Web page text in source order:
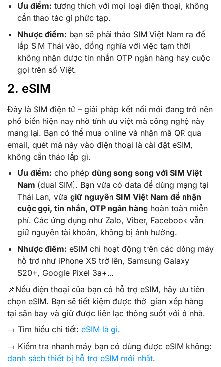
Ưu điểm: tương thích với mọi loại điện thoại, không
cần thao tác gì phức tạp.
Nhược điểm: bạn sẽ phải tháo SIM Việt Nam ra để
lắp SIM Thái vào, đồng nghĩa với việc tạm thời
không nhận được tin nhắn OTP ngân hàng hay cuộc
gọi trên số Việt.
2. eSIM
Đây là SIM điện tử – giải pháp kết nối mới đang trở nên
phổ biến hiện nay nhờ tính ưu việt mà công nghệ này
mang lại. Bạn có thể mua online và nhận mã QR qua
email, quét mã này vào điện thoại là cài đặt eSIM,
không cần tháo lắp gì.
Ưu điểm: cho phép dùng song song với SIM Việt
Nam (dual SIM). Bạn vừa có data để dùng mạng tại
Thái Lan, vừa giữ nguyên SIM Việt Nam để nhận
cuộc gọi, tin nhắn, OTP ngân hàng hoàn toàn miễn
phí. Các ứng dụng như Zalo, Viber, Facebook vẫn
giữ nguyên tài khoản, không bị ảnh hưởng.
Nhược điểm: eSIM chỉ hoạt động trên các dòng máy
hỗ trợ như iPhone XS trở lên, Samsung Galaxy
S20+, Google Pixel 3a+…
📌Nếu điện thoại của bạn có hỗ trợ eSIM, hãy ưu tiên
chọn eSIM. Bạn sẽ tiết kiệm được thời gian xếp hàng
tại sân bay và giữ được liên lạc thông suốt với ở nhà.
→ Tìm hiểu chi tiết: eSIM là gì.
→ Kiểm tra nhanh máy bạn có dùng được eSIM không:
danh sách thiết bị hỗ trợ eSIM mới nhất.